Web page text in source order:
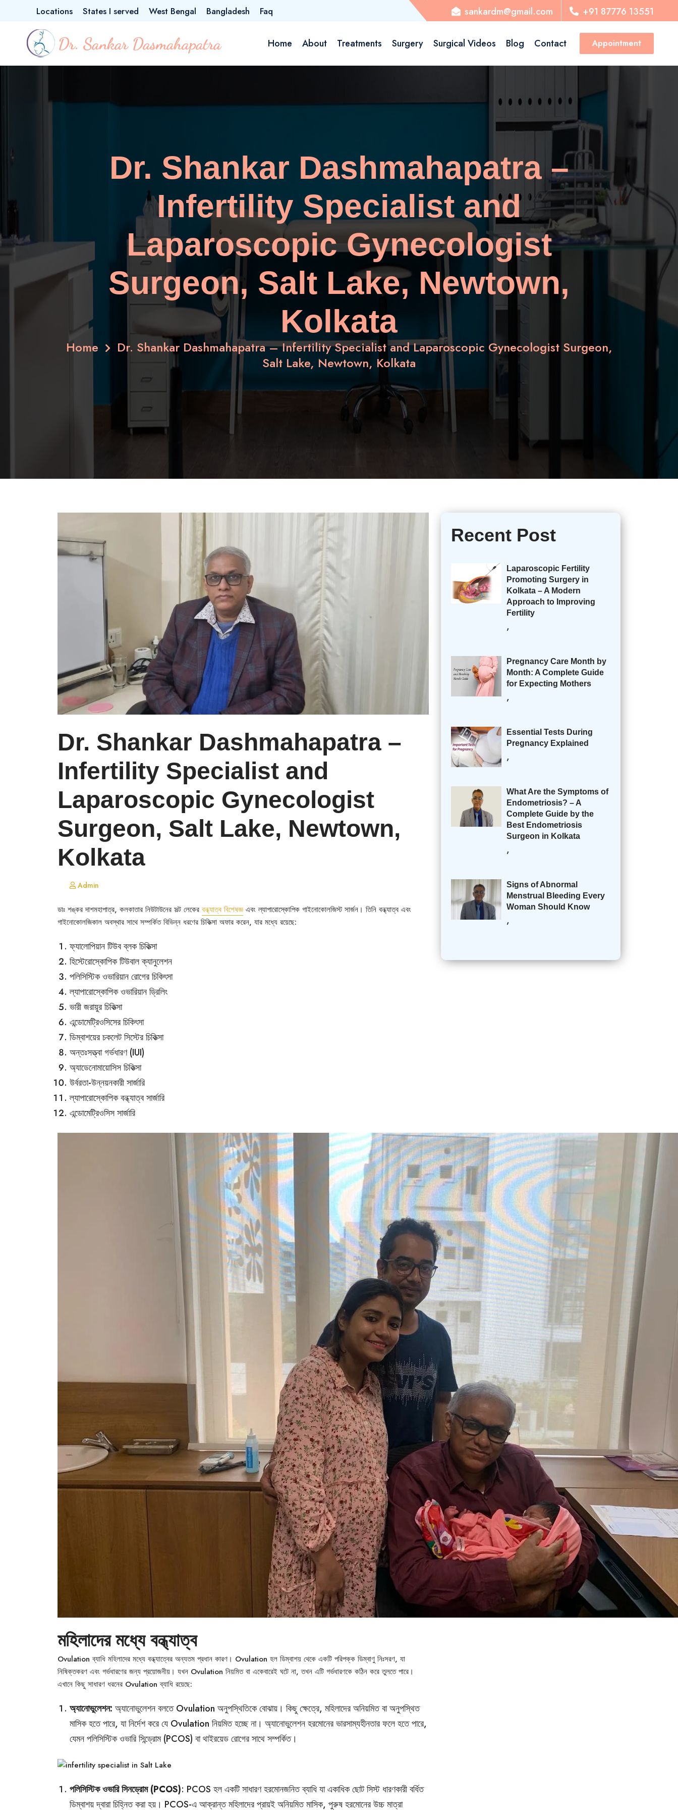
Locations States I served West Bengal Bangladesh Faq sankardm@gmail.com +91 87776 13551
Home About Treatments Surgery Surgical Videos Blog Contact Appointment
Dr. Shankar Dashmahapatra –
Infertility Specialist and
Laparoscopic Gynecologist
Surgeon, Salt Lake, Newtown,
Kolkata
Home
Dr. Shankar Dashmahapatra – Infertility Specialist and Laparoscopic Gynecologist Surgeon,
Salt Lake, Newtown, Kolkata
Dr. Shankar Dashmahapatra –
Infertility Specialist and
Laparoscopic Gynecologist
Surgeon, Salt Lake, Newtown,
Kolkata
Admin
ডাঃ শঙ্কর দাশমহাপাত্র, কলকাতার নিউটাউনের সল্ট লেকের বন্ধ্যাত্ব বিশেষজ্ঞএবং ল্যাপারোস্কোপিক গাইনোকোলজিস্ট সার্জন। তিনি বন্ধ্যাত্ব এবং
গাইনোকোলজিকাল অবস্থার সাথে সম্পর্কিত বিভিন্ন ধরণের চিকিত্সা অফার করেন, যার মধ্যে রয়েছে:
ফ্যালোপিয়ান টিউব ব্লক চিকিত্সা
হিস্টেরোস্কোপিক টিউবাল ক্যানুলেশন
পলিসিস্টিক ওভারিয়ান রোগের চিকিৎসা
ল্যাপারোস্কোপিক ওভারিয়ান ড্রিলিং
ভারী জরায়ুর চিকিত্সা
এন্ডোমেট্রিওসিসের চিকিৎসা
ডিম্বাশয়ের চকলেট সিস্টের চিকিত্সা
অন্তঃসত্ত্বা গর্ভধারণ (IUI)
অ্যাডেনোমায়োসিস চিকিত্সা
উর্বরতা-উন্নয়নকারী সার্জারি
ল্যাপারোস্কোপিক বন্ধ্যাত্ব সার্জারি
এন্ডোমেট্রিওসিস সার্জারি
মহিলাদের মধ্যে বন্ধ্যাত্ব
Ovulation ব্যাধি মহিলাদের মধ্যে বন্ধ্যাত্বের অন্যতম প্রধান কারণ। Ovulation হল ডিম্বাশয় থেকে একটি পরিপক্ক ডিম্বাণু নিঃসরণ, যা
নিষিক্তকরণ এবং গর্ভধারণের জন্য প্রয়োজনীয়। যখন Ovulation নিয়মিত বা একেবারেই ঘটে না, তখন এটি গর্ভধারণকে কঠিন করে তুলতে পারে।
এখানে কিছু সাধারণ ধরনের Ovulation ব্যাধি রয়েছে:
অ্যানোভুলেশন: অ্যানোভুলেশন বলতে Ovulation অনুপস্থিতিকে বোঝায়। কিছু ক্ষেত্রে, মহিলাদের অনিয়মিত বা অনুপস্থিত
মাসিক হতে পারে, যা নির্দেশ করে যে Ovulation নিয়মিত হচ্ছে না। অ্যানোভুলেশন হরমোনের ভারসাম্যহীনতার ফলে হতে পারে,
যেমন পলিসিস্টিক ওভারি সিন্ড্রোম (PCOS) বা থাইরয়েড রোগের সাথে সম্পর্কিত।
পলিসিস্টিক ওভারি সিনড্রোম (PCOS): PCOS হল একটি সাধারণ হরমোনজনিত ব্যাধি যা একাধিক ছোট সিস্ট ধারণকারী বর্ধিত
ডিম্বাশয় দ্বারা চিহ্নিত করা হয়। PCOS-এ আক্রান্ত মহিলাদের প্রায়ই অনিয়মিত মাসিক, পুরুষ হরমোনের উচ্চ মাত্রা
Recent Post
Laparoscopic Fertility
Promoting Surgery in
Kolkata – A Modern
Approach to Improving
Fertility
,
Pregnancy Care Month by
Month: A Complete Guide
for Expecting Mothers
,
Essential Tests During
Pregnancy Explained
,
What Are the Symptoms of
Endometriosis? – A
Complete Guide by the
Best Endometriosis
Surgeon in Kolkata
,
Signs of Abnormal
Menstrual Bleeding Every
Woman Should Know
,